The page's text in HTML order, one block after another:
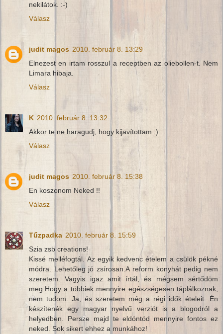
nekilátok. :-)
Válasz
judit magos 2010. február 8. 13:29
Elnezest en irtam rosszul a receptben az oliebollen-t. Nem
Limara hibaja.
Válasz
K 2010. február 8. 13:32
Akkor te ne haragudj, hogy kijavítottam :)
Válasz
judit magos 2010. február 8. 15:38
En koszonom Neked !!
Válasz
Tűzpadka 2010. február 8. 15:59
Szia zsb creations!
Kissé melléfogtál. Az egyik kedvenc ételem a csülök pékné
módra. Lehetőleg jó zsírosan.A reform konyhát pedig nem
szeretem. Vagyis igaz amit írtál, és mégsem sértődöm
meg.Hogy a többiek mennyire egészségesen táplálkoznak,
nem tudom. Ja, és szeretem még a régi idők ételeit. Én
készítenék egy magyar nyelvű verziót is a blogodról a
helyedben. Persze majd te eldöntöd mennyire fontos ez
neked. Sok sikert ehhez a munkához!